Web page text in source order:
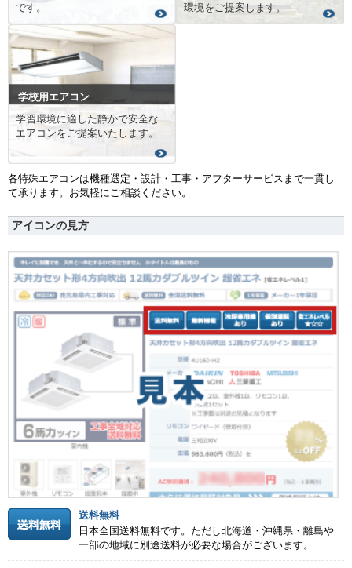
です。
環境をご提案します。
学校用エアコン
学習環境に適した静かで安全な
エアコンをご提案いたします。
各特殊エアコンは機種選定・設計・工事・アフターサービスまで一貫し
て承ります。お気軽にご相談ください。
アイコンの見方
送料無料
日本全国送料無料です。ただし北海道・沖縄県・離島や
一部の地域に別途送料が必要な場合がございます。